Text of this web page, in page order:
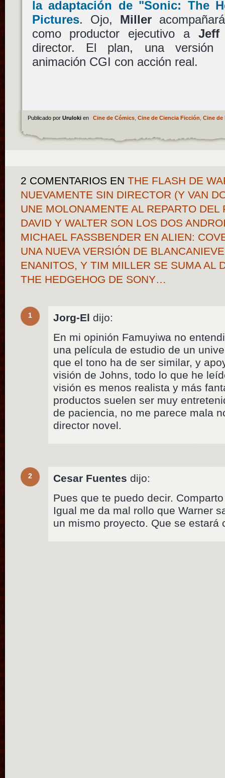
la adaptación de "Sonic: The
Pictures. Ojo, Miller
como productor ejecutivo aJeff
director. El plan, una versión
animación CGI con acción real.
Publicado por Uruloki en Cine de Cómics, Cine de Ciencia Ficción Cine de
2 COMENTARIOS EN THE FLASH DE
NUEVAMENTE SIN DIRECTOR (Y VAN
UNE MOLONAMENTE AL REPARTO
DAVID Y WALTER SON LOS DOS
MICHAEL FASSBENDER EN ALIEN:
UNA NUEVA VERSIÓN DE
ENANITOS, Y TIM MILLER SE SUMA AL
THE HEDGEHOG DE SONY…
1 Jorg-El dijo:
En mi opinión Famuyiwa no
una película de estudio de un
que el tono ha de ser similar, y
visión de Johns, todo lo que he
visión es menos realista y más
productos suelen ser muy
de paciencia, no me parece mala
director novel.
2 Cesar Fuentes dijo:
Pues que te puedo decir.
Igual me da mal rollo que Warner
un mismo proyecto. Que se estará